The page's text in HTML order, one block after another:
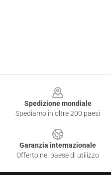
Spedizione mondiale
Spediamo in oltre 200 paesi
Garanzia internazionale
Offerto nel paese di utilizzo